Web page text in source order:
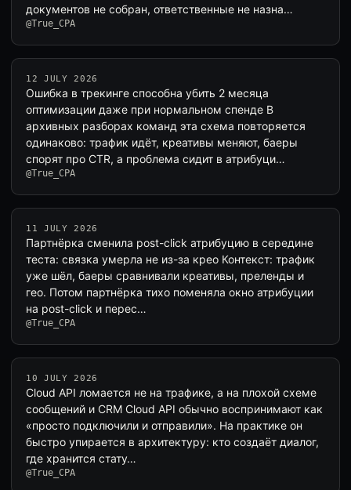
документов не собран, ответственные не назна…
@True_CPA
12 JULY 2026
Ошибка в трекинге способна убить 2 месяца
оптимизации даже при нормальном спенде В
архивных разборах команд эта схема повторяется
одинаково: трафик идёт, креативы меняют, баеры
спорят про CTR, а проблема сидит в атрибуци…
@True_CPA
11 JULY 2026
Партнёрка сменила post-click атрибуцию в середине
теста: связка умерла не из-за крео Контекст: трафик
уже шёл, баеры сравнивали креативы, преленды и
гео. Потом партнёрка тихо поменяла окно атрибуции
на post-click и перес…
@True_CPA
10 JULY 2026
Cloud API ломается не на трафике, а на плохой схеме
сообщений и CRM Cloud API обычно воспринимают как
«просто подключили и отправили». На практике он
быстро упирается в архитектуру: кто создаёт диалог,
где хранится стату…
@True_CPA